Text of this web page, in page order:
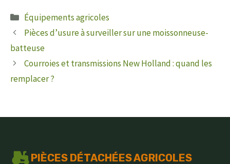
Catégories
Équipements agricoles
Pièces d’usure à surveiller sur une moissonneuse-
batteuse
Courroies et transmissions New Holland : quand les
remplacer ?
PIÈCES DÉTACHÉES AGRICOLES